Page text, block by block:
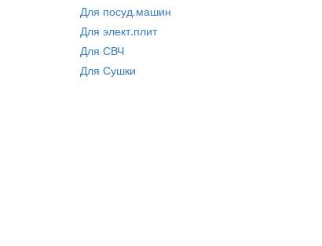
Для посуд.машин
Для элект.плит
Для СВЧ
Для Сушки